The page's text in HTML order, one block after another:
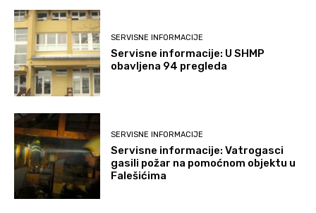
SERVISNE INFORMACIJE
Servisne informacije: U SHMP
obavljena 94 pregleda
SERVISNE INFORMACIJE
Servisne informacije: Vatrogasci
gasili požar na pomoćnom objektu u
Falešićima